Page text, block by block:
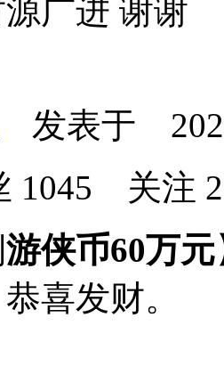
广进 谢谢
发表于
1045 关注
游侠币60万元
喜发财。